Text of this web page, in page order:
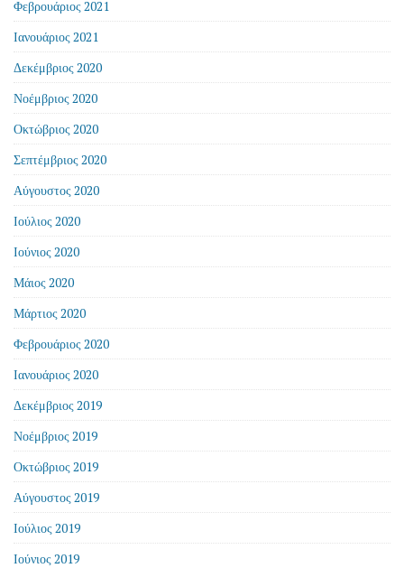
Φεβρουάριος 2021
Ιανουάριος 2021
Δεκέμβριος 2020
Νοέμβριος 2020
Οκτώβριος 2020
Σεπτέμβριος 2020
Αύγουστος 2020
Ιούλιος 2020
Ιούνιος 2020
Μάιος 2020
Μάρτιος 2020
Φεβρουάριος 2020
Ιανουάριος 2020
Δεκέμβριος 2019
Νοέμβριος 2019
Οκτώβριος 2019
Αύγουστος 2019
Ιούλιος 2019
Ιούνιος 2019